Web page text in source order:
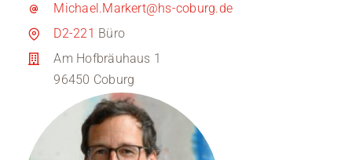
Informationen für …
Kontakt
Medien
Stellenangebote
Michael.Markert@hs-coburg.de
D2-221 Büro
Am Hofbräuhaus 1
96450 Coburg